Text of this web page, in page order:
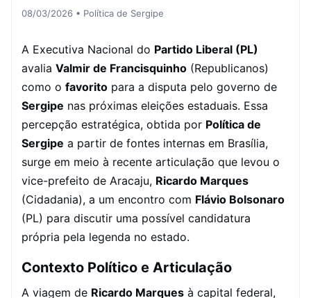
08/03/2026 • Política de Sergipe
A Executiva Nacional do Partido Liberal (PL)
avalia Valmir de Francisquinho (Republicanos)
como o favorito para a disputa pelo governo de
Sergipe nas próximas eleições estaduais. Essa
percepção estratégica, obtida por Política de
Sergipe a partir de fontes internas em Brasília,
surge em meio à recente articulação que levou o
vice-prefeito de Aracaju, Ricardo Marques
(Cidadania), a um encontro com Flávio Bolsonaro
(PL) para discutir uma possível candidatura
própria pela legenda no estado.
Contexto Político e Articulação
A viagem de Ricardo Marques à capital federal,